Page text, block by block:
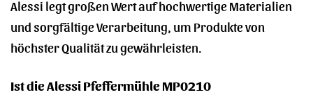
Alessi legt großen Wert auf hochwertige Materialien
und sorgfältige Verarbeitung, um Produkte von
höchster Qualität zu gewährleisten.
Ist die Alessi Pfeffermühle MP0210